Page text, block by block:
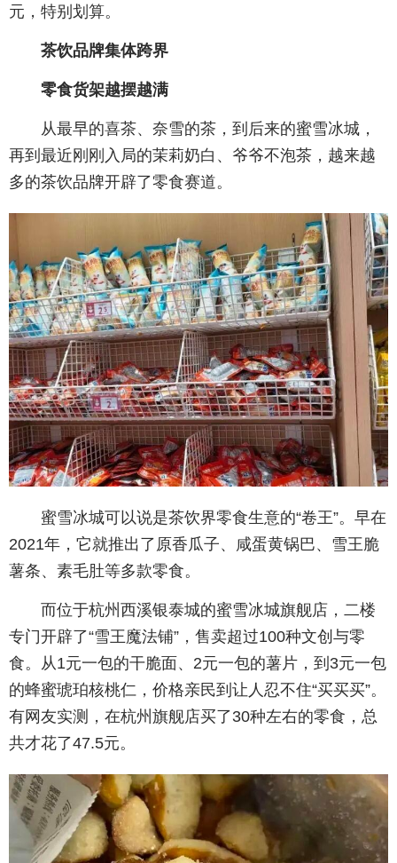
元，特别划算。
茶饮品牌集体跨界
零食货架越摆越满
从最早的喜茶、奈雪的茶，到后来的蜜雪冰城，
再到最近刚刚入局的茉莉奶白、爷爷不泡茶，越来越
多的茶饮品牌开辟了零食赛道。
蜜雪冰城可以说是茶饮界零食生意的“卷王”。早在
2021年，它就推出了原香瓜子、咸蛋黄锅巴、雪王脆
薯条、素毛肚等多款零食。
而位于杭州西溪银泰城的蜜雪冰城旗舰店，二楼
专门开辟了“雪王魔法铺”，售卖超过100种文创与零
食。从1元一包的干脆面、2元一包的薯片，到3元一包
的蜂蜜琥珀核桃仁，价格亲民到让人忍不住“买买买”。
有网友实测，在杭州旗舰店买了30种左右的零食，总
共才花了47.5元。